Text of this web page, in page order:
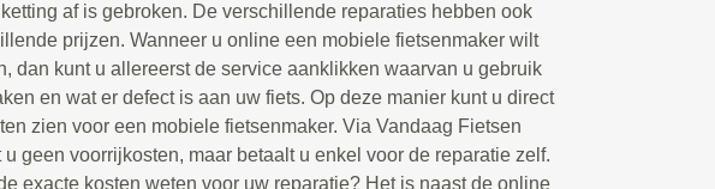
af is gebroken. De verschillende reparaties hebben ook
prijzen. Wanneer u online een mobiele fietsenmaker wilt
dan kunt u allereerst de service aanklikken waarvan u gebruik
en wat er defect is aan uw fiets. Op deze manier kunt u direct
zien voor een mobiele fietsenmaker. Via Vandaag Fietsen
u geen voorrijkosten, maar betaalt u enkel voor de reparatie zelf.
exacte kosten weten voor uw reparatie? Het is naast de online